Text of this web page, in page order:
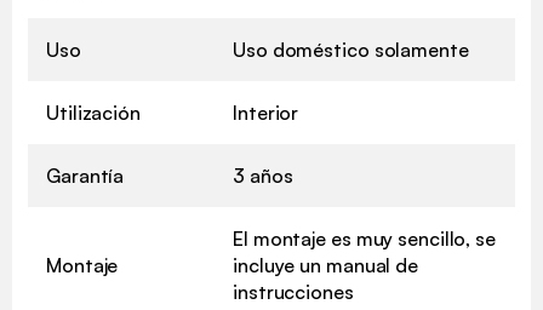
Uso Uso doméstico solamente
Utilización Interior
Garantía 3 años
Montaje
El montaje es muy sencillo, se
incluye un manual de
instrucciones